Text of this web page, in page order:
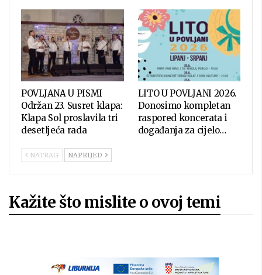
POVLJANA U PISMI
Održan 23. Susret klapa:
Klapa Sol proslavila tri
desetljeća rada
LITO U POVLJANI 2026.
Donosimo kompletan
raspored koncerata i
događanja za cijelo…
NATRAG NAPRIJED
Kažite što mislite o ovoj temi